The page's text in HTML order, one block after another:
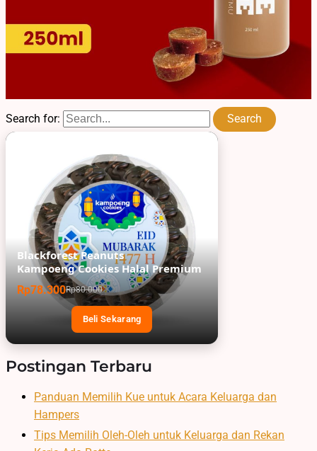
Search for:
Blackforest Peanuts
Kampoeng Cookies Halal Premium
Rp78.300Rp80.000
Beli Sekarang
Postingan Terbaru
Panduan Memilih Kue untuk Acara Keluarga dan
Hampers
Tips Memilih Oleh-Oleh untuk Keluarga dan Rekan